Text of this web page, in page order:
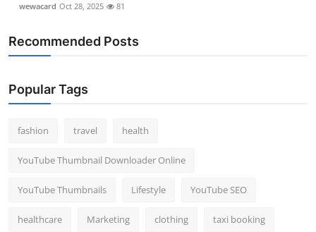
wewacard Oct 28, 2025 81
Recommended Posts
Popular Tags
fashion travel health
YouTube Thumbnail Downloader Online
YouTube Thumbnails Lifestyle YouTube SEO
healthcare Marketing clothing taxi booking